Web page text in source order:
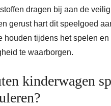
dragen bij aan de
gerust hart dit speelgoed
houden tijdens het spelen
te waarborgen.
kinderwagen